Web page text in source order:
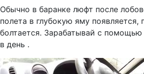
Обычно в баранке люфт после
полета в глубокую яму появляется,
болтается. Зарабатывай с
в день .